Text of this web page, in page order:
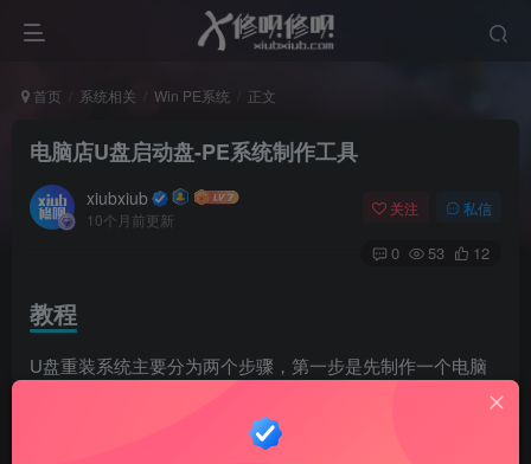
首页 系统相关 Win PE系统 正文
电脑店U盘启动盘-PE系统制作工具
xiubxiub
10个月前更新
关注 私信
0 53 12
教程
U盘重装系统主要分为两个步骤，第一步是先制作一个电脑
店U盘启动盘制作工具，第二步是用这个U盘进入winpe系统